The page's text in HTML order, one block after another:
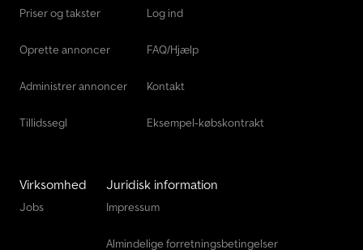
Priser og takster
Oprette annoncer
Administrer annoncer
Tillidssegl
Log ind
FAQ/Hjælp
Kontakt
Eksempel-købskontrakt
Virksomhed
Jobs
Juridisk information
Impressum
Almindelige forretningsbetingelser